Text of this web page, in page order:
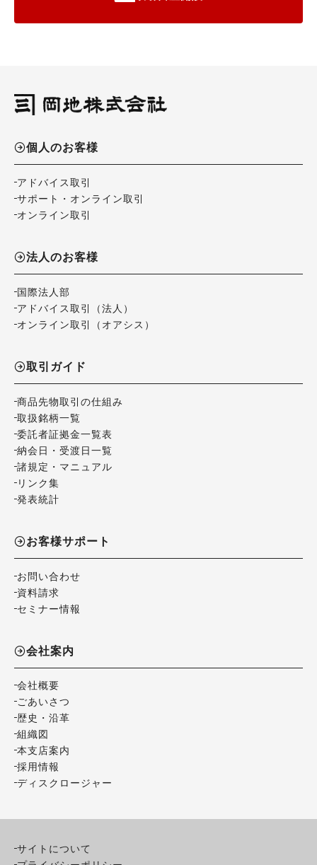
個人のお客様
アドバイス取引
サポート・オンライン取引
オンライン取引
法人のお客様
国際法人部
アドバイス取引（法人）
オンライン取引（オアシス）
取引ガイド
商品先物取引の仕組み
取扱銘柄一覧
委託者証拠金一覧表
納会日・受渡日一覧
諸規定・マニュアル
リンク集
発表統計
お客様サポート
お問い合わせ
資料請求
セミナー情報
会社案内
会社概要
ごあいさつ
歴史・沿革
組織図
本支店案内
採用情報
ディスクロージャー
サイトについて